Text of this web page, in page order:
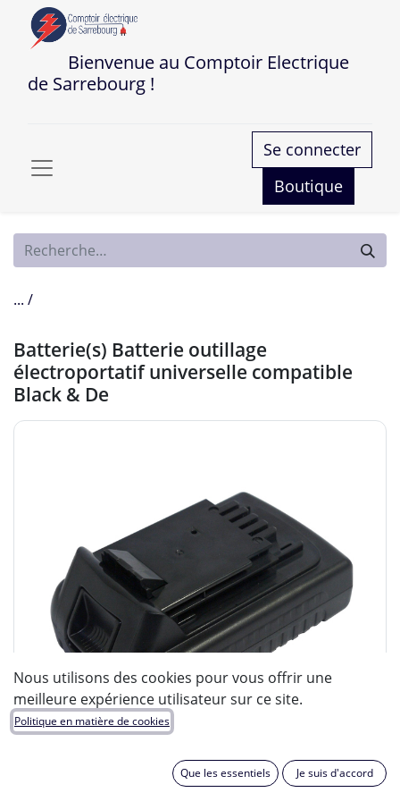
Bienvenue au Comptoir Electrique
de Sarrebourg !
Se connecter
Boutique
... /
Batterie(s) Batterie outillage
électroportatif universelle compatible
Black & De
Nous utilisons des cookies pour vous offrir une
meilleure expérience utilisateur sur ce site.
Politique en matière de cookies
Que les essentiels Je suis d'accord